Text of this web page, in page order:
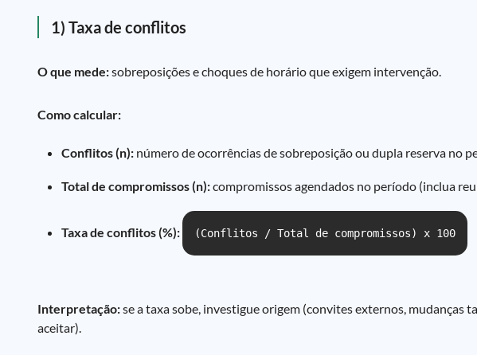
1) Taxa de conflitos
O que mede:sobreposições e choques de horário que exigem intervenção.
Como calcular:
Conflitos (n): número de ocorrências de sobreposição ou dupla reserva no
Total de compromissos (n):compromissos agendados no período (inclua
Taxa de conflitos (%): (Conflitos / Total de compromissos) x 100
Interpretação:se a taxa sobe, investigue origem (convites externos, mudanças
aceitar).